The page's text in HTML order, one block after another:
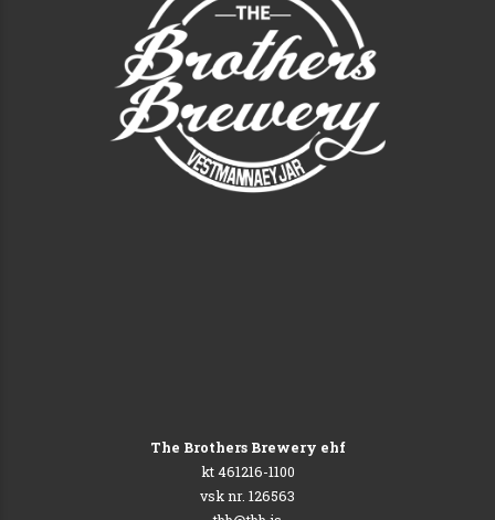
The Brothers Brewery ehf
kt 461216-1100
vsk nr. 126563